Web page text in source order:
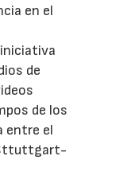
en el
de
de los
entre el